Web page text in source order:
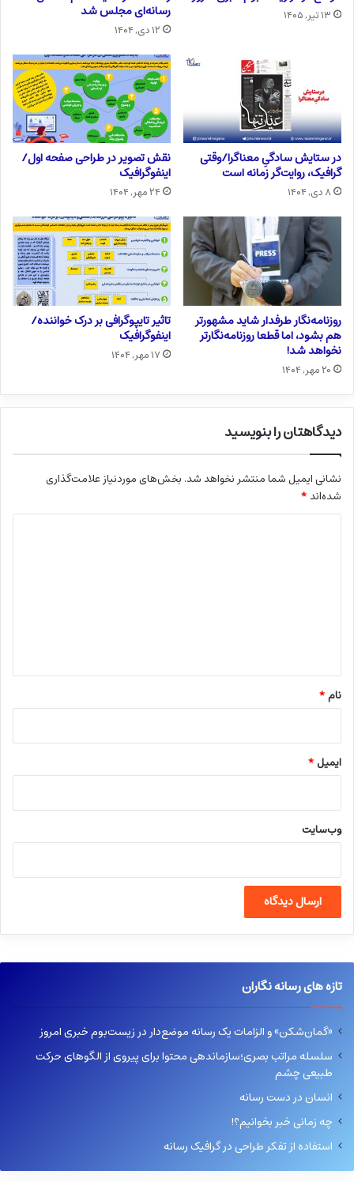
۱۳ تیر, ۱۴۰۵ رسانه‌ای مجلس شد
۱۲ دی, ۱۴۰۴
در ستایش سادگیِ معناگرا/وقتی
گرافیک، روایت‌گر زمانه است
۸ دی, ۱۴۰۴
نقش تصویر در طراحی صفحه اول/
اینفوگرافیک
۲۴ مهر, ۱۴۰۴
روزنامه‌نگار طرفدار شاید مشهورتر
هم بشود، اما قطعا روزنامه‌نگارتر
نخواهد شد!
۲۰ مهر, ۱۴۰۴
تاثیر تایپوگرافی بر درک خواننده/
اینفوگرافیک
۱۷ مهر, ۱۴۰۴
دیدگاهتان را بنویسید
نشانی ایمیل شما منتشر نخواهد شد. بخش‌های موردنیاز علامت‌گذاری
شده‌اند*
نام*
ایمیل*
وب‌سایت
تازه های رسانه نگاران
«گمان‌شکن» و الزامات یک رسانه موضع‌دار در زیست‌بوم خبری امروز
سلسله مراتب بصری؛سازماندهی محتوا برای پیروی از الگوهای حرکت
طبیعی چشم
انسان در دست رسانه
چه زمانی خبر بخوانیم؟!
استفاده از تفکر طراحی در گرافیک رسانه